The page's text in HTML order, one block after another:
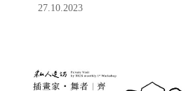
27.10.2023